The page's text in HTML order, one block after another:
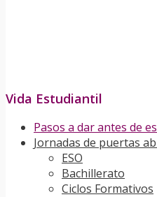
Vida Estudiantil
Pasos a dar antes de
Jornadas de puertas
ESO
Bachillerato
Ciclos Formativos